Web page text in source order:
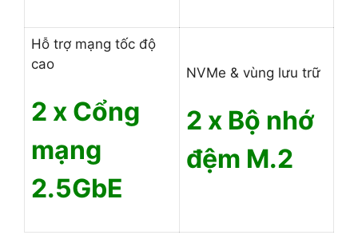
Hỗ trợ mạng tốc độ
cao
2 x Cổng
mạng
2.5GbE
NVMe & vùng lưu trữ
2 x Bộ nhớ
đệm M.2